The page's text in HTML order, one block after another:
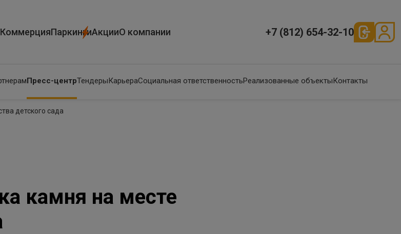
КоммерцияПаркингиАкцииО компании +7 (812) 654-32-10
Пресс-центрТендерыКарьераСоциальная ответственностьРеализованные объектыКонтакты
детского сада
камня на месте